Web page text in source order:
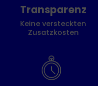
Transparenz
Keine versteckten
Zusatzkosten